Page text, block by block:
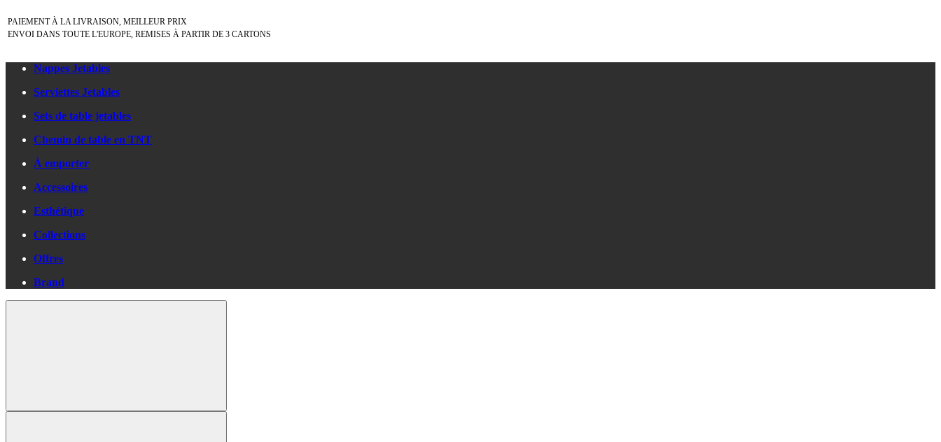
PAIEMENT À LA LIVRAISON, MEILLEUR PRIX
ENVOI DANS TOUTE L'EUROPE, REMISES À PARTIR DE 3 CARTONS
Nappes Jetables
Serviettes Jetables
Sets de table jetables
Chemin de table en TNT
À emporter
Accessoires
Esthétique
Collections
Offres
Brand